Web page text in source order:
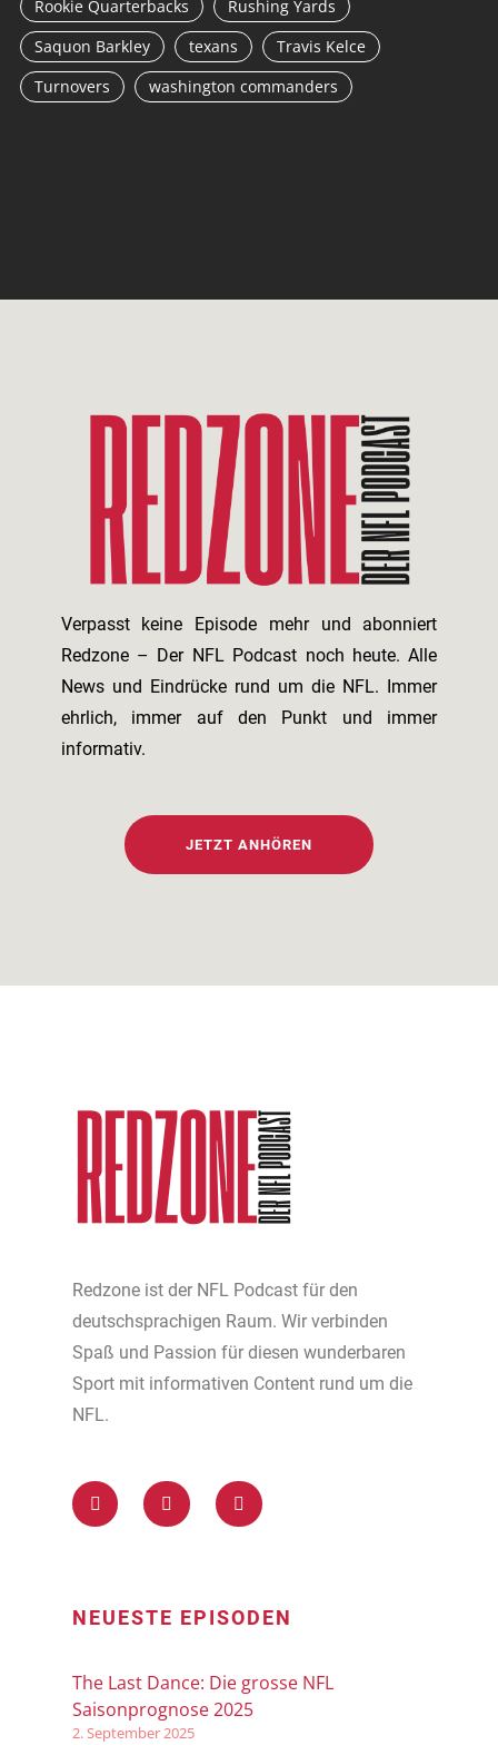
Rookie Quarterbacks
Rushing Yards
Saquon Barkley
texans
Travis Kelce
Turnovers
washington commanders
Verpasst keine Episode mehr und abonniert
Redzone – Der NFL Podcast noch heute. Alle
News und Eindrücke rund um die NFL. Immer
ehrlich, immer auf den Punkt und immer
informativ.
JETZT ANHÖREN
Redzone ist der NFL Podcast für den
deutschsprachigen Raum. Wir verbinden
Spaß und Passion für diesen wunderbaren
Sport mit informativen Content rund um die
NFL.
NEUESTE EPISODEN
The Last Dance: Die grosse NFL
Saisonprognose 2025
2. September 2025